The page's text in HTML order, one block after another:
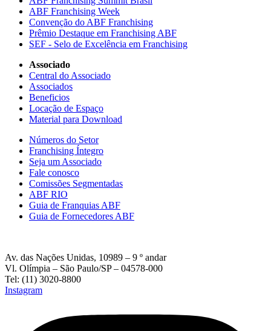
ABF Franchising Week
Convenção do ABF Franchising
Prêmio Destaque em Franchising ABF
SEF - Selo de Excelência em Franchising
Associado
Central do Associado
Associados
Beneficios
Locação de Espaço
Material para Download
Números do Setor
Franchising Íntegro
Seja um Associado
Fale conosco
Comissões Segmentadas
ABF RIO
Guia de Franquias ABF
Guia de Fornecedores ABF
Av. das Nações Unidas, 10989 – 9 º andar
Vl. Olímpia – São Paulo/SP – 04578-000
Tel: (11) 3020-8800
Instagram